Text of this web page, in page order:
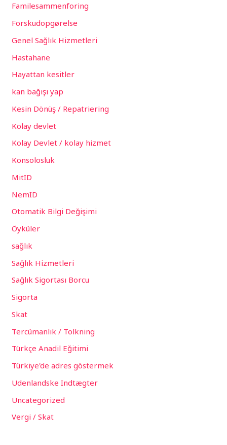
Familesammenforing
Forskudopgørelse
Genel Sağlık Hizmetleri
Hastahane
Hayattan kesitler
kan bağışı yap
Kesin Dönüş / Repatriering
Kolay devlet
Kolay Devlet / kolay hizmet
Konsolosluk
MitID
NemID
Otomatik Bilgi Değişimi
Öyküler
sağlık
Sağlık Hizmetleri
Sağlık Sigortası Borcu
Sigorta
Skat
Tercümanlık / Tolkning
Türkçe Anadil Eğitimi
Türkiye'de adres göstermek
Udenlandske Indtægter
Uncategorized
Vergi / Skat